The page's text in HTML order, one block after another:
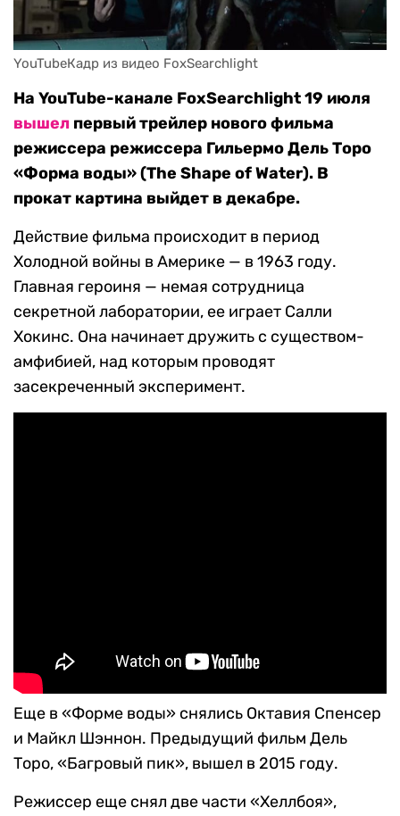
YouTubeКадр из видео FoxSearchlight
На YouTube-канале FoxSearchlight 19 июля
вышел первый трейлер нового фильма
режиссера режиссера Гильермо Дель Торо
«Форма воды» (The Shape of Water). В
прокат картина выйдет в декабре.
Действие фильма происходит в период
Холодной войны в Америке — в 1963 году.
Главная героиня — немая сотрудница
секретной лаборатории, ее играет Салли
Хокинс. Она начинает дружить с существом-
амфибией, над которым проводят
засекреченный эксперимент.
Еще в «Форме воды» снялись Октавия Спенсер
и Майкл Шэннон. Предыдущий фильм Дель
Торо, «Багровый пик», вышел в 2015 году.
Режиссер еще снял две части «Хеллбоя»,